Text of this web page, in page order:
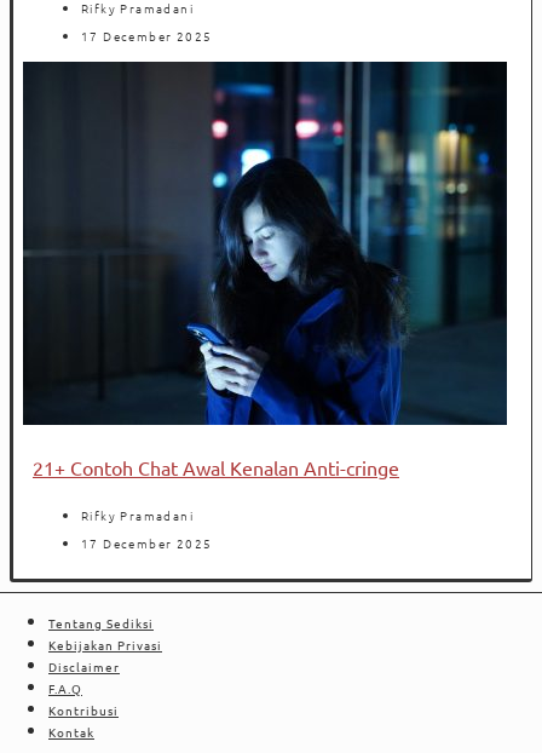
Rifky Pramadani
17 December 2025
21+ Contoh Chat Awal Kenalan Anti-cringe
Rifky Pramadani
17 December 2025
Tentang Sediksi
Kebijakan Privasi
Disclaimer
F.A.Q
Kontribusi
Kontak